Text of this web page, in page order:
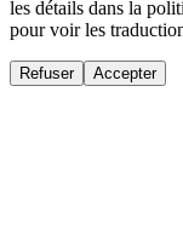
les détails dans la
pour voir les
Refuser Accepter